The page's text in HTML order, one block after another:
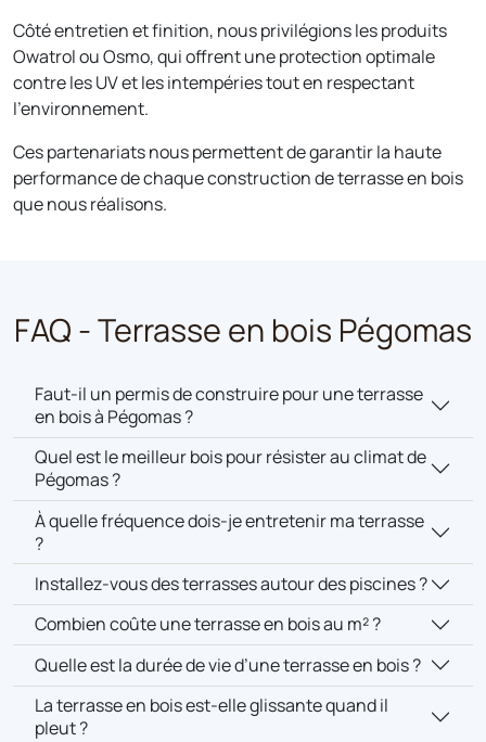
Côté entretien et finition, nous privilégions les produits
Owatrol ou Osmo, qui offrent une protection optimale
contre les UV et les intempéries tout en respectant
l’environnement.
Ces partenariats nous permettent de garantir la haute
performance de chaque construction de terrasse en bois
que nous réalisons.
FAQ - Terrasse en bois Pégomas
Faut-il un permis de construire pour une terrasse
en bois à Pégomas ?
Quel est le meilleur bois pour résister au climat de
Pégomas ?
À quelle fréquence dois-je entretenir ma terrasse
?
Installez-vous des terrasses autour des piscines ?
Combien coûte une terrasse en bois au m² ?
Quelle est la durée de vie d’une terrasse en bois ?
La terrasse en bois est-elle glissante quand il
pleut ?